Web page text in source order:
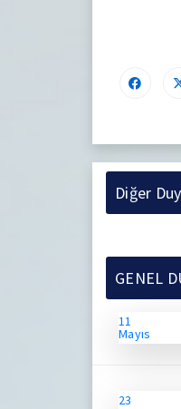
Diğer
GENEL
11
Mayıs
23